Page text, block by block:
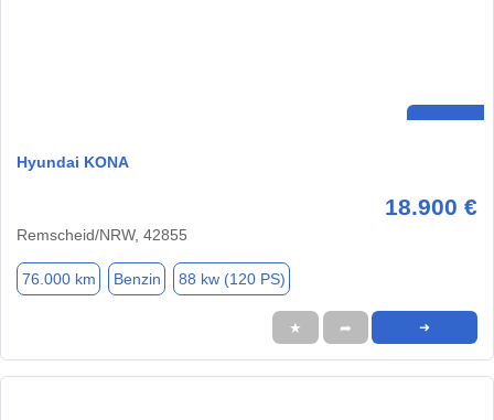
Hyundai KONA
18.900 €
Remscheid/NRW, 42855
76.000 km Benzin 88 kw (120 PS)
★ ➦ ➜